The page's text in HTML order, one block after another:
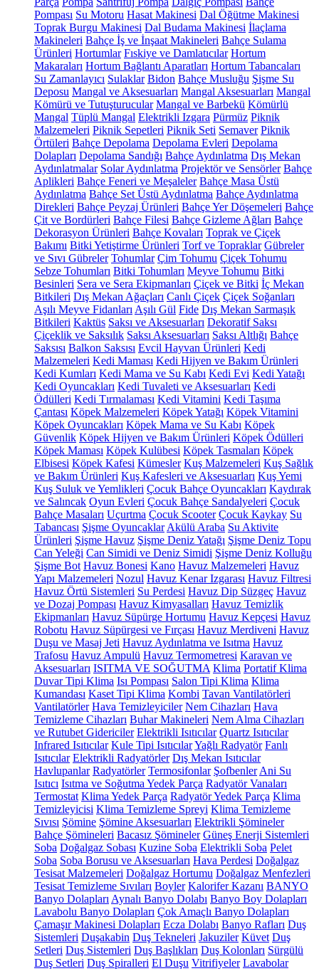
Pompası Su Motoru Hasat Makinesi Dal Öğütme Makinesi
Toprak Burgu Makinesi Dal Budama Makinesi İlaçlama
Makineleri Bahçe İş ve İnşaat Makineleri Bahçe Sulama
Ürünleri Hortumlar Fıskiye ve Damlatıcılar Hortum
Makaraları Hortum Bağlantı Aparatları Hortum Tabancaları
Su Zamanlayıcı Sulaklar Bidon Bahçe Musluğu Şişme Su
Deposu Mangal ve Aksesuarları Mangal Aksesuarları Mangal
Kömürü ve Tutuşturucular Mangal ve Barbekü Kömürlü
Mangal Tüplü Mangal Elektrikli Izgara Pürmüz Piknik
Malzemeleri Piknik Sepetleri Piknik Seti Semaver Piknik
Örtüleri Bahçe Depolama Depolama Evleri Depolama
Dolapları Depolama Sandığı Bahçe Aydınlatma Dış Mekan
Aydınlatmalar Solar Aydınlatma Projektör ve Sensörler Bahçe
Aplikleri Bahçe Feneri ve Meşaleler Bahçe Masa Üstü
Aydınlatma Bahçe Set Üstü Aydınlatma Bahçe Aydınlatma
Direkleri Bahçe Peyzaj Ürünleri Bahçe Yer Döşemeleri Bahçe
Çit ve Bordürleri Bahçe Filesi Bahçe Gizleme Ağları Bahçe
Dekorasyon Ürünleri Bahçe Kovaları Toprak ve Çiçek
Bakımı Bitki Yetiştirme Ürünleri Torf ve Topraklar Gübreler
ve Sıvı Gübreler Tohumlar Çim Tohumu Çiçek Tohumu
Sebze Tohumları Bitki Tohumları Meyve Tohumu Bitki
Besinleri Sera ve Sera Ekipmanları Çiçek ve Bitki İç Mekan
Bitkileri Dış Mekan Ağaçları Canlı Çiçek Çiçek Soğanları
Aşılı Meyve Fidanları Aşılı Gül Fide Dış Mekan Sarmaşık
Bitkileri Kaktüs Saksı ve Aksesuarları Dekoratif Saksı
Çiçeklik ve Saksılık Saksı Aksesuarları Saksı Altlığı Bahçe
Saksısı Balkon Saksısı Evcil Hayvan Ürünleri Kedi
Malzemeleri Kedi Maması Kedi Hijyen ve Bakım Ürünleri
Kedi Kumları Kedi Mama ve Su Kabı Kedi Evi Kedi Yatağı
Kedi Oyuncakları Kedi Tuvaleti ve Aksesuarları Kedi
Ödülleri Kedi Tırmalaması Kedi Vitamini Kedi Taşıma
Çantası Köpek Malzemeleri Köpek Yatağı Köpek Vitamini
Köpek Oyuncakları Köpek Mama ve Su Kabı Köpek
Güvenlik Köpek Hijyen ve Bakım Ürünleri Köpek Ödülleri
Köpek Maması Köpek Kulübesi Köpek Tasmaları Köpek
Elbisesi Köpek Kafesi Kümesler Kuş Malzemeleri Kuş Sağlık
ve Bakım Ürünleri Kuş Kafesleri ve Aksesuarları Kuş Yemi
Kuş Suluk ve Yemlikleri Çocuk Bahçe Oyuncakları Kaydırak
ve Salıncak Oyun Evleri Çocuk Bahçe Sandalyeleri Çocuk
Bahçe Masaları Uçurtma Çocuk Scooter Çocuk Kaykay Su
Tabancası Şişme Oyuncaklar Akülü Araba Su Aktivite
Ürünleri Şişme Havuz Şişme Deniz Yatağı Şişme Deniz Topu
Can Yeleği Can Simidi ve Deniz Simidi Şişme Deniz Kolluğu
Şişme Bot Havuz Bonesi Kano Havuz Malzemeleri Havuz
Yapı Malzemeleri Nozul Havuz Kenar Izgarası Havuz Filtresi
Havuz Örtü Sistemleri Su Perdesi Havuz Dip Süzgeç Havuz
ve Dozaj Pompası Havuz Kimyasalları Havuz Temizlik
Ekipmanları Havuz Süpürge Hortumu Havuz Kepçesi Havuz
Robotu Havuz Süpürgesi ve Fırçası Havuz Merdiveni Havuz
Duşu ve Masaj Jeti Havuz Aydınlatma ve Isıtma Havuz
Trafosu Havuz Ampulü Havuz Termometresi Karavan ve
Aksesuarları ISITMA VE SOĞUTMA Klima Portatif Klima
Duvar Tipi Klima Isı Pompası Salon Tipi Klima Klima
Kumandası Kaset Tipi Klima Kombi Tavan Vantilatörleri
Vantilatörler Hava Temizleyiciler Nem Cihazları Hava
Temizleme Cihazları Buhar Makineleri Nem Alma Cihazları
ve Rutubet Gidericiler Elektrikli Isıtıcılar Quartz Isıtıcılar
Infrared Isıtıcılar Kule Tipi IsıtıcılarYağlı Radyatör Fanlı
Isıtıcılar Elektrikli Radyatörler Dış Mekan Isıtıcılar
Havlupanlar Radyatörler Termosifonlar Şofbenler Ani Su
Isıtıcı Isıtma ve Soğutma Yedek Parça Radyatör Vanaları
Termostat Klima Yedek Parça Radyatör Yedek Parça Klima
Temizleyicisi Klima Temizleme Spreyi Klima Temizleme
Sıvısı Şömine Şömine Aksesuarları Elektrikli Şömineler
Bahçe Şömineleri Bacasız Şömineler Güneş Enerji Sistemleri
Soba Doğalgaz Sobası Kuzine Soba Elektrikli Soba Pelet
Soba Soba Borusu ve Aksesuarları Hava Perdesi Doğalgaz
Tesisat Malzemeleri Doğalgaz Hortumu Doğalgaz Menfezleri
Tesisat Temizleme Sıvıları Boyler Kalorifer Kazanı BANYO
Banyo Dolapları Aynalı Banyo Dolabı Banyo Boy Dolapları
Lavabolu Banyo Dolapları Çok Amaçlı Banyo Dolapları
Çamaşır Makinesi Dolapları Ecza Dolabı Banyo Rafları Duş
Sistemleri Duşakabin Duş Tekneleri Jakuziler Küvet Duş
Setleri Duş Sistemleri Duş Başlıkları Duş Kolonları Sürgülü
Duş Setleri Duş Spiralleri El Duşu Vitrifiyeler Lavabolar